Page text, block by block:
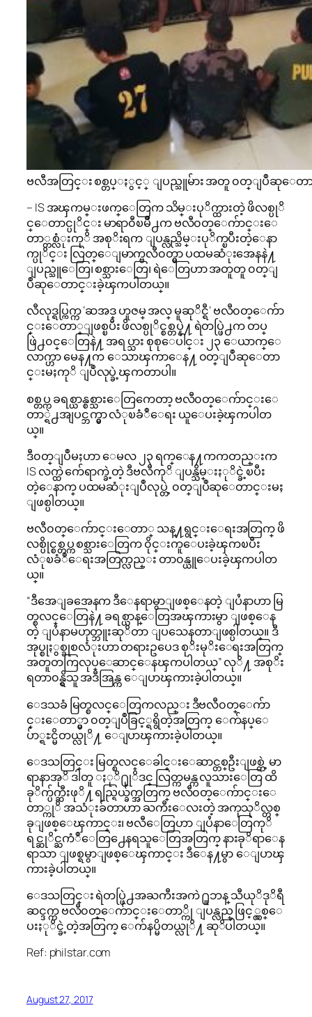
ဗလီအတြင္း စစ္တပ္ႏွင့္ ျပည္သူမ်ား အတူ ၀တ္ျပဳဆုေတ
– IS အၾကမ္းဖက္ေတြက သိမ္းပုိက္ထားတဲ့ ဖိလစ္ပုိ
င္ေတာင္ပုိင္း မာရာ၀ီၿမိဳ႕က ဗလီ၀တ္ေက်ာင္းေ
တာ္တစ္လံုးကုိ အစုိးရက ျပန္လည္သိမ္းပုိက္ၿပီးတဲ့ေနာ
က္ပုိင္း လြတ္ေျမာက္ဗလီ၀တ္မွာ ပထမဆံုးအေနနဲ႔
ျပည္သူေတြ၊ စစ္သားေတြ၊ ရဲေတြဟာ အတူတူ ၀တ္ျ
ပဳဆုေတာင္းခဲ့ၾကပါတယ္။
လီလုဒ္ရပ္ကြက္က ‘ဆအဒ္ ဟူဇမ္ အလ္ မူဆုိင္ရီ’ ဗလီ၀တ္ေက်ာ
င္းေတာ္ျဖစ္ၿပီး ဖိလစ္ပုိင္စစ္တပ္နဲ႔ ရဲတပ္ဖြဲ႕က တပ္
ဖြဲ႕၀င္ေတြနဲ႔ အရပ္သား စုစုေပါင္း ၂၃ ေယာက္ေ
လာက္ဟာ မေန႔က ေသာၾကာေန႔ ၀တ္ျပဳဆုေတာ
င္းမႈကုိ ျပဳလုပ္ခဲ့ၾကတာပါ။
စစ္တပ္က ခရစ္ယာန္စစ္သားေတြကေတာ့ ဗလီ၀တ္ေက်ာင္းေ
တာ္ရဲ႕အျပင္ဘက္မွာ လံုၿခံဳေရး ယူေပးခဲ့ၾကပါတ
ယ္။
ဒီ၀တ္ျပဳမႈဟာ ေမလ ၂၃ ရက္ေန႔ကကတည္းက
IS လက္ထဲ က်ေရာက္ခဲ့တဲ့ ဒီဗလီကုိ ျပန္သိမ္းႏုိင္ခဲ့ၿပီး
တဲ့ေနာက္ ပထမဆံုးျပဳလုပ္တဲ့ ၀တ္ျပဳဆုေတာင္းမႈ
ျဖစ္ပါတယ္။
ဗလီ၀တ္ေက်ာင္းေတာ္ သန္႔ရွင္းေရးအတြက္ ဖိ
လစ္ပိုင္စစ္တပ္က စစ္သားေတြက ၀ိုင္းကူေပးခဲ့ၾကၿပီး
လံုၿခံဳေရးအတြက္လည္း တာ၀န္ယူေပးခဲ့ၾကပါတ
ယ္။
“ဒီအေျခအေနက ဒီေနရာမွာျဖစ္ေနတဲ့ ျပႆနာဟာ မြ
တ္စလင္ေတြနဲ႔ ခရစ္ယာန္ေတြအၾကားမွာ ျဖစ္ေန
တဲ့ ျပႆနာမဟုတ္ဘူးဆုိတာ ျပသေနတာျဖစ္ပါတယ္။ ဒီ
အုပ္စုႏွစ္ခုစလံုးဟာ တရားဥပေဒ စုိးမုိးေရးအတြက္
အတူတကြလုပ္ေဆာင္ေနၾကပါတယ္” လုိ႔ အစုိး
ရတာ၀န္ရွိသူ အဒီအြန္က ေျပာၾကားခဲ့ပါတယ္။
ေဒသခံ မြတ္စလင္ေတြကလည္း ဒီဗလီ၀တ္ေက်ာ
င္းေတာ္မွာ ၀တ္ျပဳခြင့္ရရွိတဲ့အတြက္ ေက်နပ္ေ
ပ်ာ္ရႊင္မိတယ္လုိ႔ ေျပာၾကားခဲ့ပါတယ္။
ေဒသတြင္း မြတ္စလင္ေခါင္းေဆာင္တစ္ဦးျဖစ္တဲ့ မာ
ရာနာအုိ ဒါတူ ႏုိ႐ုုိဒင္ လြတ္ကမန္က လူသားေတြ ထိ
ခုိက္ပ်က္ဆီးဖုိ႔ ရည္ရြယ္ခ်က္အတြက္ ဗလီ၀တ္ေက်ာင္းေ
တာ္ကုိ အသံုးခ်တာဟာ ႀကီးေလးတဲ့ အကုသုိလ္တစ္
ခုျဖစ္ေၾကာင္း၊ ဗလီေတြဟာ ျပႆနာေတြကုိ
ရင္ဆုိင္ႀကံဳေတြ႕ေနရသူေတြအတြက္ နားခုိရာေန
ရာသာ ျဖစ္ရမွာျဖစ္ေၾကာင္း ဒီေန႔မွာ ေျပာၾ
ကားခဲ့ပါတယ္။
ေဒသတြင္း ရဲတပ္ဖြဲ႕အႀကီးအကဲ ႐ူဘန္ သီယုိဒုိရီ
ဆင္ဒက္က ဗလီ၀တ္ေက်ာင္းေတာ္ကို ျပန္လည္ ဖြင့္လွစ္ေ
ပးႏုိင္ခဲ့တဲ့အတြက္ ေက်နပ္မိတယ္လုိ႔ ဆုိပါတယ္။
Ref: philstar.com
August 27, 2017